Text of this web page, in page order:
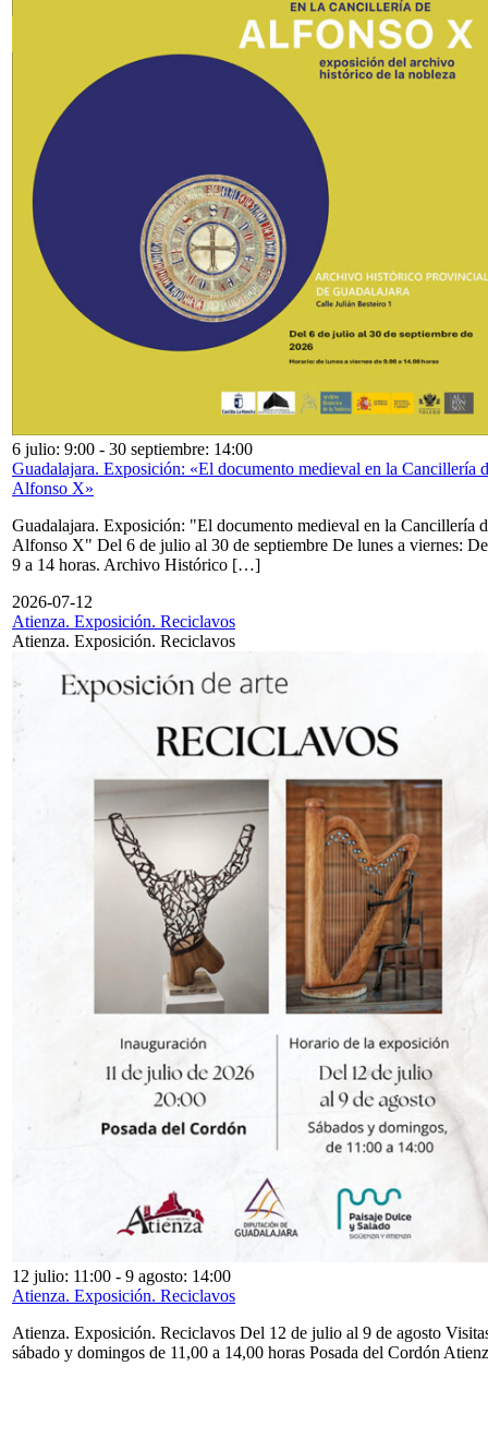
6 julio: 9:00 - 30 septiembre: 14:00
Guadalajara. Exposición: «El documento medieval en la Cancillería
Alfonso X»
Guadalajara. Exposición: "El documento medieval en la Cancillería
Alfonso X" Del 6 de julio al 30 de septiembre De lunes a viernes: De
9 a 14 horas. Archivo Histórico […]
2026-07-12
Atienza. Exposición. Reciclavos
Atienza. Exposición. Reciclavos
12 julio: 11:00 - 9 agosto: 14:00
Atienza. Exposición. Reciclavos
Atienza. Exposición. Reciclavos Del 12 de julio al 9 de agosto
sábado y domingos de 11,00 a 14,00 horas Posada del Cordón